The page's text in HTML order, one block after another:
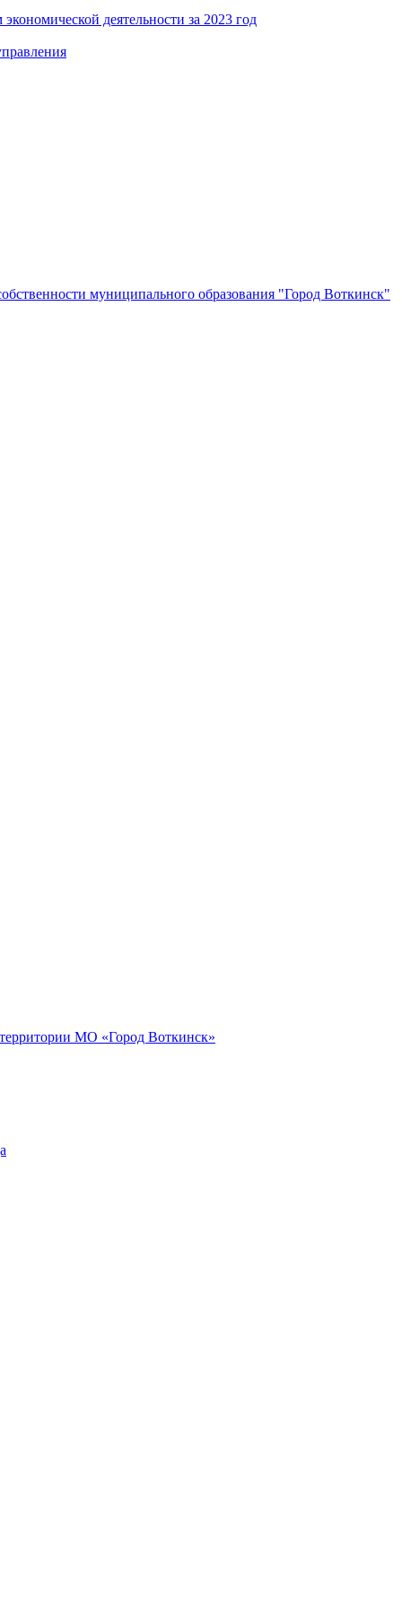
деятельности за 2023 год
муниципального образования "Город Воткинск"
МО «Город Воткинск»